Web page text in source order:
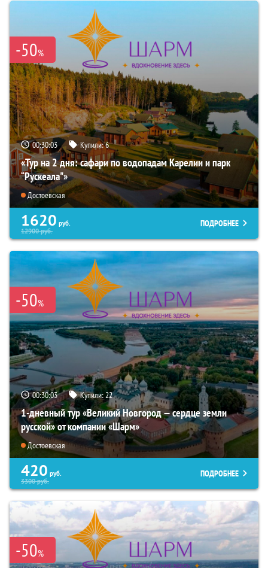
-50%
00:30:02 Купили:6
«Тур на 2 дня: сафари по водопадам Карелии и парк
“Рускеала"»
Достоевская
1620 руб.
12900руб.
ПОДРОБНЕЕ
-50%
00:30:02 Купили:22
1-дневный тур «Великий Новгород — сердце земли
русской» от компании «Шарм»
Достоевская
420 руб.
3300руб.
ПОДРОБНЕЕ
-50%